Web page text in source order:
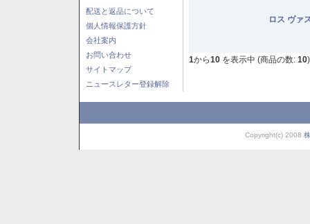
配送と返品について
個人情報保護方針
会社案内
お問い合わせ
サイトマップ
ニュースレター登録解除
ロス ヴァ
1から10 を表示中 (商品の数: 10)
Copyright(c) 2008